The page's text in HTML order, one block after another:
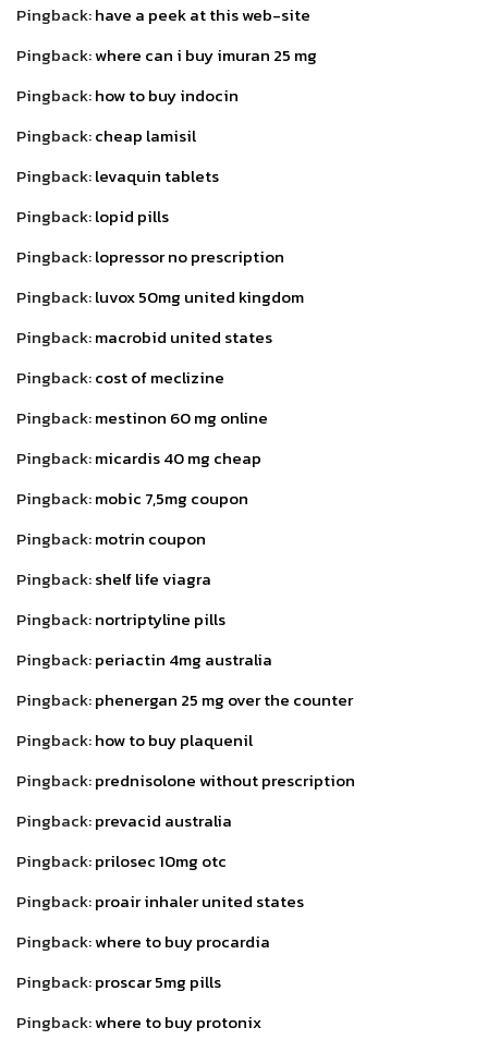
Pingback:have a peek at this web-site
Pingback:where can i buy imuran 25 mg
Pingback:how to buy indocin
Pingback:cheap lamisil
Pingback:levaquin tablets
Pingback:lopid pills
Pingback:lopressor no prescription
Pingback:luvox 50mg united kingdom
Pingback:macrobid united states
Pingback:cost of meclizine
Pingback:mestinon 60 mg online
Pingback:micardis 40 mg cheap
Pingback:mobic 7,5mg coupon
Pingback:motrin coupon
Pingback:shelf life viagra
Pingback:nortriptyline pills
Pingback:periactin 4mg australia
Pingback:phenergan 25 mg over the counter
Pingback:how to buy plaquenil
Pingback:prednisolone without prescription
Pingback:prevacid australia
Pingback:prilosec 10mg otc
Pingback:proair inhaler united states
Pingback:where to buy procardia
Pingback:proscar 5mg pills
Pingback:where to buy protonix